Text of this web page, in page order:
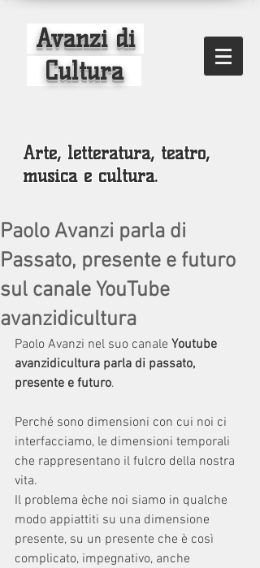
Avanzi di
Cultura
Arte, letteratura, teatro,
musica e cultura.
Paolo Avanzi parla di
Passato, presente e futuro
sul canale YouTube
avanzidicultura
Paolo Avanzi nel suo canale Youtube
avanzidicultura parla di passato,
presente e futuro.
Perché sono dimensioni con cui noi ci
interfacciamo, le dimensioni temporali
che rappresentano il fulcro della nostra
vita.
Il problema èche noi siamo in qualche
modo appiattiti su una dimensione
presente, su un presente che è così
complicato, impegnativo, anche